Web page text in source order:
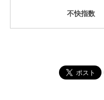
不快指数